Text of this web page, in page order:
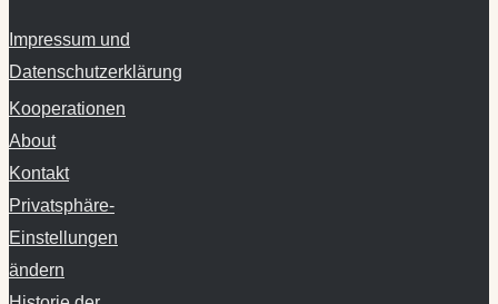
Impressum und
Datenschutzerklärung
Kooperationen
About
Kontakt
Privatsphäre-
Einstellungen
ändern